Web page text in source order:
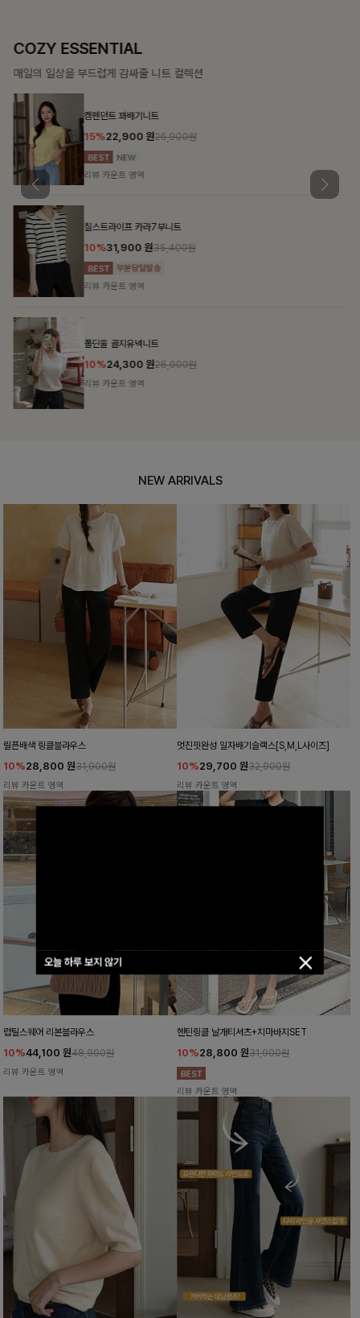
오늘 하루 보지 않기
COZY ESSENTIAL
매일의 일상을 부드럽게 감싸줄 니트 컬렉션
켐펜던트 꽈배기니트
15%22,900 원26,900원
리뷰 카운트 영역
칠스트라이프 카라7부니트
10%31,900 원35,400원
리뷰 카운트 영역
폴딘울 골지유넥니트
10%24,300 원26,900원
리뷰 카운트 영역
NEW ARRIVALS
릴픈배색 링클블라우스
10%28,800 원31,900원
리뷰 카운트 영역
멋진핏완성 일자배기슬랙스[S,M,L사이즈]
10%29,700 원32,900원
리뷰 카운트 영역
럽틸스퀘어 리본블라우스
10%44,100 원48,900원
리뷰 카운트 영역
헨틴링클 날개티셔츠+치마바지SET
10%28,800 원31,900원
리뷰 카운트 영역